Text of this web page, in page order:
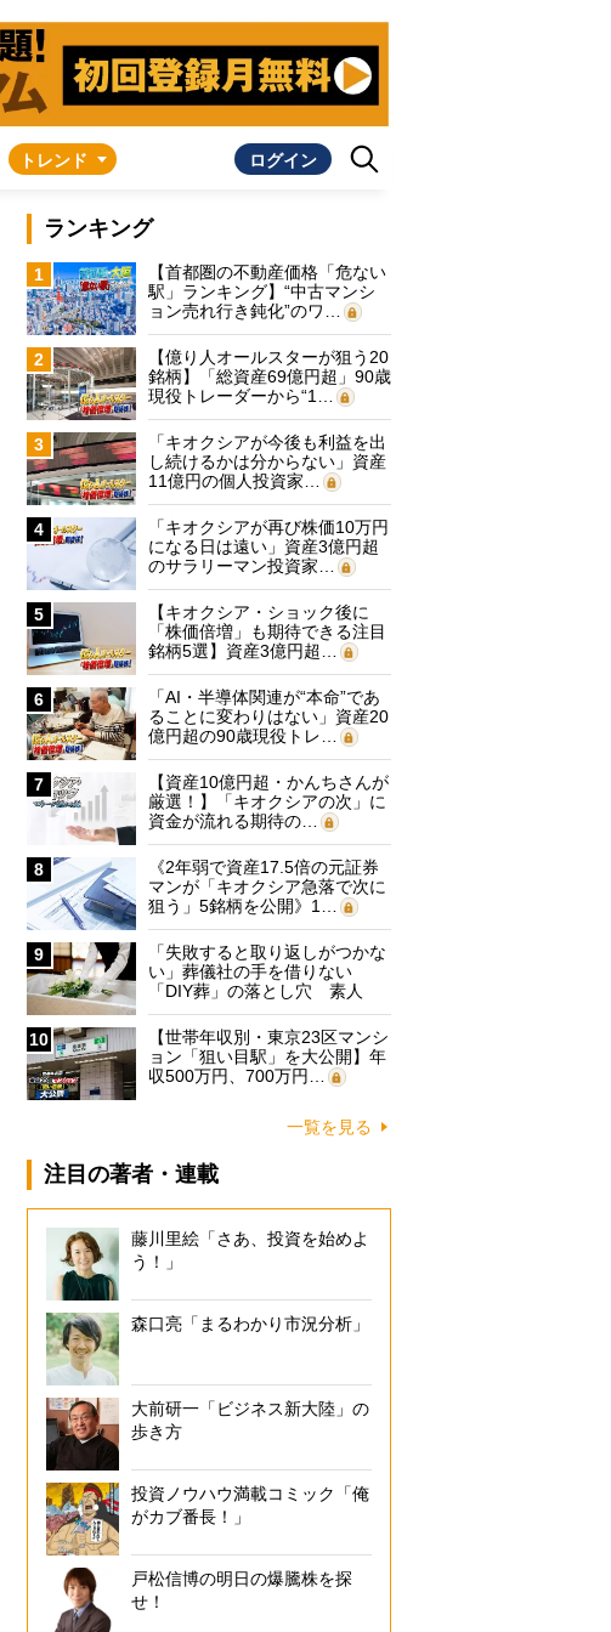
トレンド ログイン
ランキング
1
【首都圏の不動産価格「危ない
駅」ランキング】“中古マンシ
ョン売れ行き鈍化”のワ…
2
【億り人オールスターが狙う20
銘柄】「総資産69億円超」90歳
現役トレーダーから“1…
3
「キオクシアが今後も利益を出
し続けるかは分からない」資産
11億円の個人投資家…
4
「キオクシアが再び株価10万円
になる日は遠い」資産3億円超
のサラリーマン投資家…
5
【キオクシア・ショック後に
「株価倍増」も期待できる注目
銘柄5選】資産3億円超…
6
「AI・半導体関連が“本命”であ
ることに変わりはない」資産20
億円超の90歳現役トレ…
7
【資産10億円超・かんちさんが
厳選！】「キオクシアの次」に
資金が流れる期待の…
8
《2年弱で資産17.5倍の元証券
マンが「キオクシア急落で次に
狙う」5銘柄を公開》1…
9
「失敗すると取り返しがつかな
い」葬儀社の手を借りない
「DIY葬」の落とし穴 素人
に…
10
【世帯年収別・東京23区マンシ
ョン「狙い目駅」を大公開】年
収500万円、700万円…
一覧を見る
注目の著者・連載
藤川里絵「さあ、投資を始めよ
う！」
森口亮「まるわかり市況分析」
大前研一「ビジネス新大陸」の
歩き方
投資ノウハウ満載コミック「俺
がカブ番長！」
戸松信博の明日の爆騰株を探
せ！